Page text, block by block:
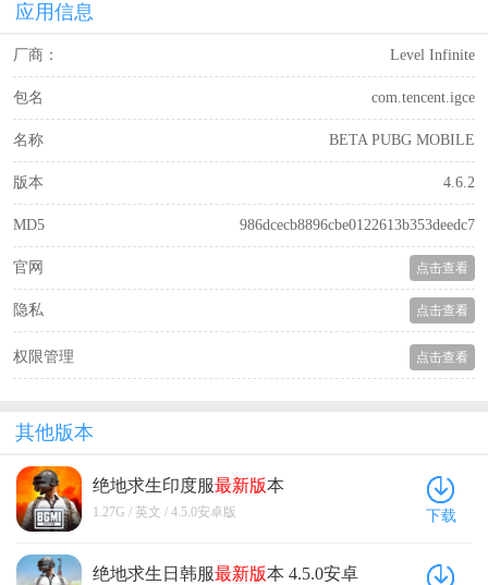
应用信息
厂商： Level Infinite
包名 com.tencent.igce
名称 BETA PUBG MOBILE
版本 4.6.2
MD5 986dcecb8896cbe0122613b353deedc7
官网 点击查看
隐私 点击查看
权限管理 点击查看
其他版本
绝地求生印度服最新版本
(Battlegrounds India) 4.5.0安卓版
1.27G / 英文 / 4.5.0安卓版 下载
绝地求生日韩服最新版本 4.5.0安卓